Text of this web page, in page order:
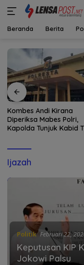
Beranda Berita
Kombes Andi Kirana
Diperiksa Mabes Polri,
Kapolda Tunjuk Kabid
Ijazah
Politik Februari 22,
Keputusan KIP
Jokowi Palsu